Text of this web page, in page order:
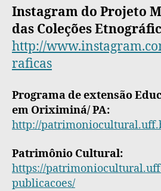
Instagram do Projeto
das Coleções
http://
raficas
Programa de extensão
em Oriximiná/ PA:
http://
Patrimônio Cultural:
https://
publicacoes/